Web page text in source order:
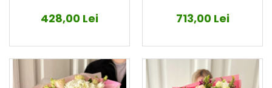
428,00 Lei 713,00 Lei